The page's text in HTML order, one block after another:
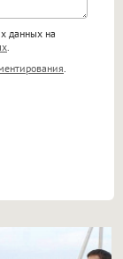
<li>,
данных на